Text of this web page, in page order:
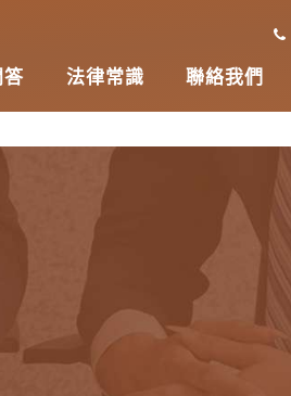
答 法律常識 聯絡我們